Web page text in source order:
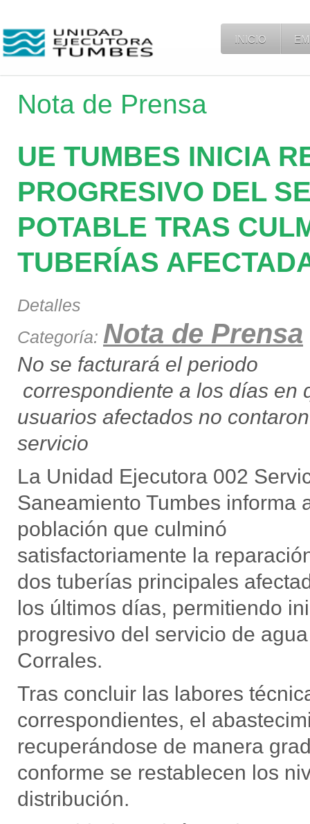
INICIO
Nota de Prensa
UE TUMBES INICIA
PROGRESIVO DEL
POTABLE TRAS
TUBERÍAS
Detalles
Categoría: Nota de Prensa
No se facturará el periodo
correspondiente a los días en
usuarios afectados no
servicio
La Unidad Ejecutora 002
Saneamiento Tumbes informa
población que culminó
satisfactoriamente la
dos tuberías principales
los últimos días, permitiendo
progresivo del servicio de
Corrales.
Tras concluir las labores
correspondientes, el
recuperándose de manera
conforme se restablecen los
distribución.